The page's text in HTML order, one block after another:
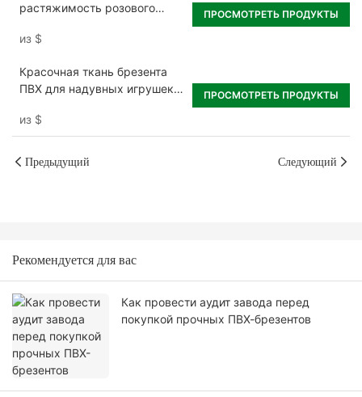
растяжимость розового
из $
ПРОСМОТРЕТЬ ПРОДУКТЫ
Красочная ткань брезента
ПВХ для надувных игрушек/
из $
ПРОСМОТРЕТЬ ПРОДУКТЫ
Предыдущий Следующий
Рекомендуется для вас
Как провести аудит завода перед
покупкой прочных ПВХ-брезентов